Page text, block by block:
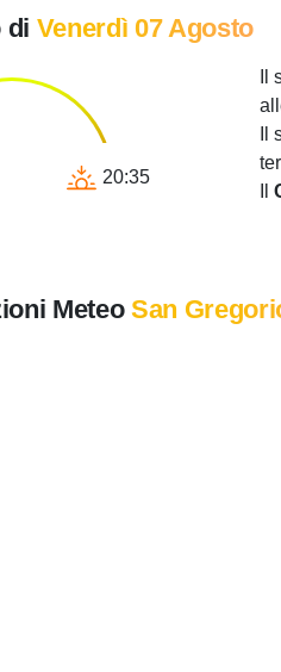
di Venerdì 07 Agosto
20:35
Il
Il
MeteoSan